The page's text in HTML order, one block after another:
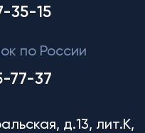
35-15
по России
77-37
д.13, лит.К,